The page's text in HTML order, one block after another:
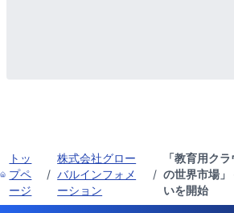
トッ
プペ
ージ
/
株式会社グロー
バルインフォメ
ーション
/
「教育用ク
の世界市場
いを開始